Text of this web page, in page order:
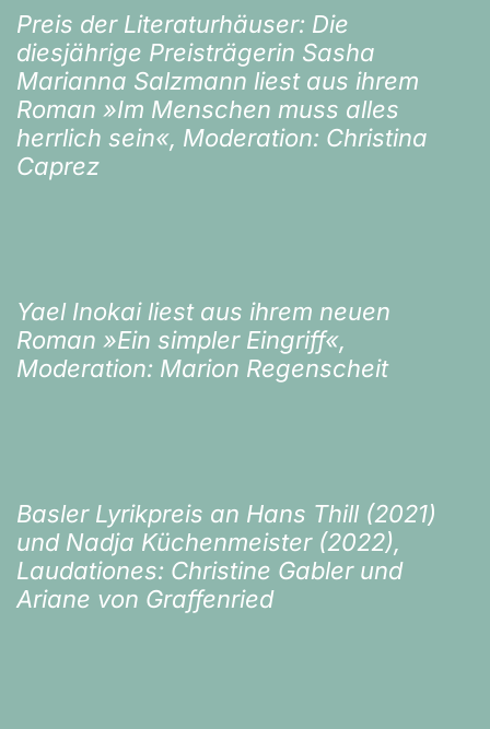
Preis der Literaturhäuser: Die
diesjährige Preisträgerin Sasha
Marianna Salzmann liest aus ihrem
Roman »Im Menschen muss alles
herrlich sein«, Moderation: Christina
Caprez
Yael Inokai liest aus ihrem neuen
Roman »Ein simpler Eingriff«,
Moderation: Marion Regenscheit
Basler Lyrikpreis an Hans Thill (2021)
und Nadja Küchenmeister (2022),
Laudationes: Christine Gabler und
Ariane von Graffenried